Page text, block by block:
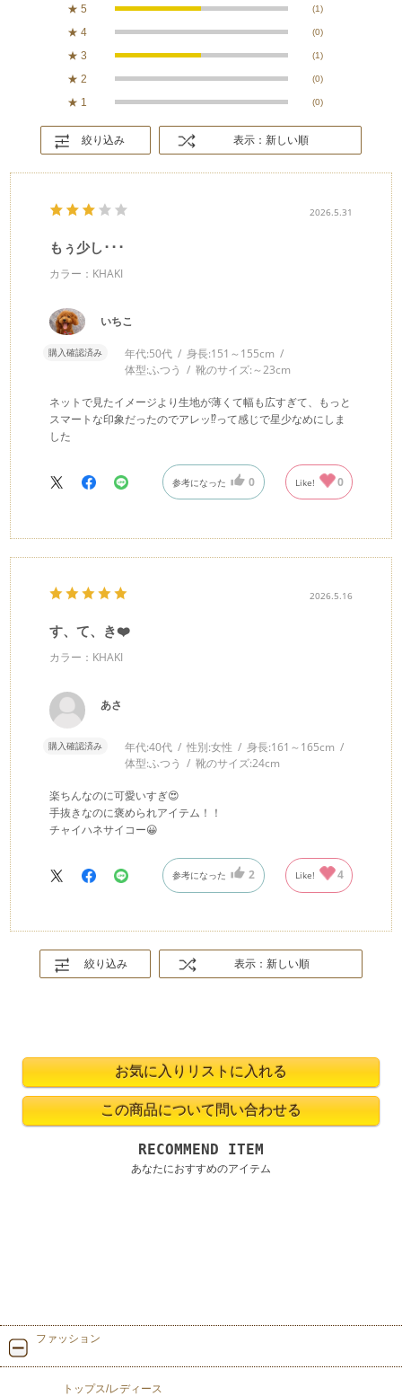
★ 5 (1)
★ 4 (0)
★ 3 (1)
★ 2 (0)
★ 1 (0)
絞り込み 表示：新しい順
2026.5.31
もぅ少し･･･
カラー：KHAKI
いちこ
購入確認済み 年代:50代 身長:151～155cm
体型:ふつう 靴のサイズ:～23cm
ネットで見たイメージより生地が薄くて幅も広すぎて、もっと
スマートな印象だったのでアレッ⁉️って感じで星少なめにしま
した
参考になった 0 Like! 0
2026.5.16
す、て、き❤️
カラー：KHAKI
あさ
購入確認済み 年代:40代 性別:女性 身長:161～165cm
体型:ふつう 靴のサイズ:24cm
楽ちんなのに可愛いすぎ😍
手抜きなのに褒められアイテム！！
チャイハネサイコー😀
参考になった 2 Like! 4
絞り込み 表示：新しい順
RECOMMEND ITEM
あなたにおすすめのアイテム
ファッション
トップス/レディース